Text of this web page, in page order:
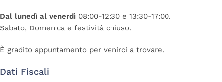
Dal lunedì al venerdì 08:00-12:30 e 13:30-17:00.
Sabato, Domenica e festività chiuso.
È gradito appuntamento per venirci a trovare.
Dati Fiscali